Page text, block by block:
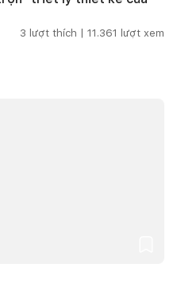
3 lượt thích | 11.361 lượt xem